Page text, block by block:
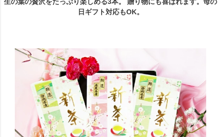
生の葉の贅沢をたっぷり楽しめる3本。 贈り物にも喜ばれます。母の
日ギフト対応もOK。